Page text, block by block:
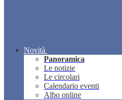
Novità
Panoramica
Le notizie
Le circolari
Calendario eventi
Albo online